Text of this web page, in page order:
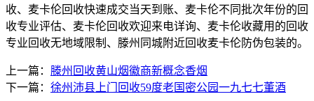
收、麦卡伦回收快速成交当天到账、麦卡伦不同批次年份的回
收专业评估、麦卡伦回收欢迎来电详询、麦卡伦收藏用的回收
专业回收无地域限制、滕州同城附近回收麦卡伦防伪包装的。
上一篇： 滕州回收黄山烟徽商新概念香烟
下一篇： 徐州沛县上门回收59度老国密公园一九七七董酒